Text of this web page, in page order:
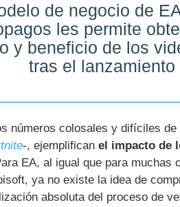
de negocio de
les permite
y beneficio de los
tras el lanzamiento
números colosales y difíciles
-, ejemplifican el impacto de
EA, al igual que para muchas
ya no existe la idea de
absoluta del proceso de